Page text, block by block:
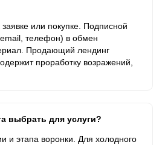
или покупке. Подписной
телефон) в обмен
Продающий лендинг
проработку возражений,
выбрать для услуги?
и этапа воронки. Для холодного